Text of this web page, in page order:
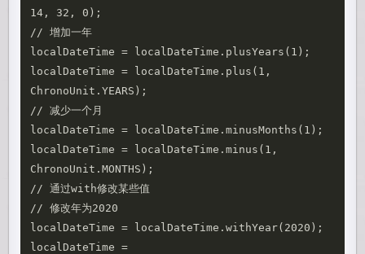
14, 32, 0);
// 增加一年
localDateTime = localDateTime.plusYears(1);
localDateTime = localDateTime.plus(1,
ChronoUnit.YEARS);
// 减少一个月
localDateTime = localDateTime.minusMonths(1);
localDateTime = localDateTime.minus(1,
ChronoUnit.MONTHS);
// 通过with修改某些值
// 修改年为2020
localDateTime = localDateTime.withYear(2020);
localDateTime =